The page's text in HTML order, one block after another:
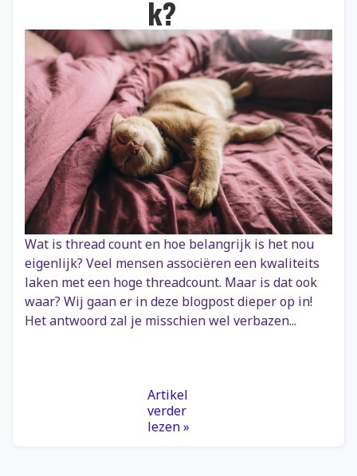
k?
Wat is thread count en hoe belangrijk is het nou
eigenlijk? Veel mensen associëren een kwaliteits
laken met een hoge threadcount. Maar is dat ook
waar? Wij gaan er in deze blogpost dieper op in!
Het antwoord zal je misschien wel verbazen...
Artikel
verder
lezen »